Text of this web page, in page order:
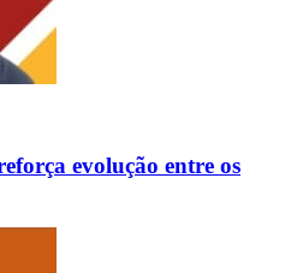
evolução entre os